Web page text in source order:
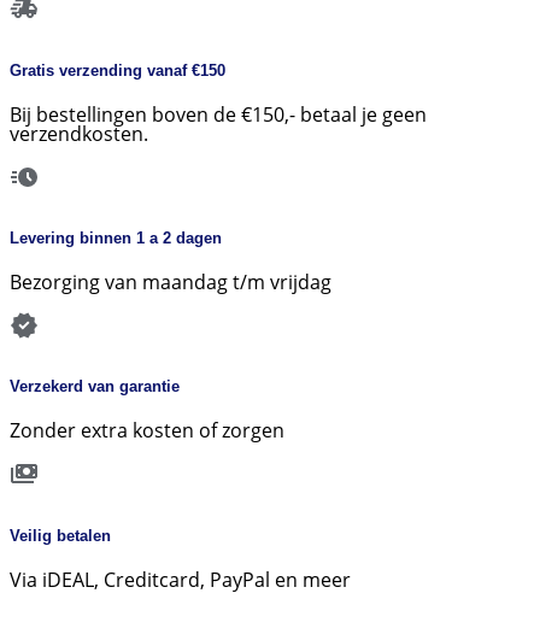
Gratis verzending vanaf €150
Bij bestellingen boven de €150,- betaal je geen
verzendkosten.
Levering binnen 1 a 2 dagen
Bezorging van maandag t/m vrijdag
Verzekerd van garantie
Zonder extra kosten of zorgen
Veilig betalen
Via iDEAL, Creditcard, PayPal en meer